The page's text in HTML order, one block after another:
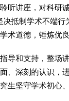
讲座，对科研
抵制学术不端
道德，锤炼优
和支持，整场
、深刻的认识
坚守学术初心